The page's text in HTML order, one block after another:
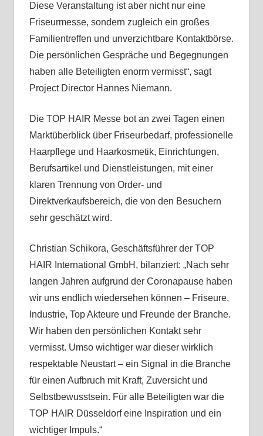
Diese Veranstaltung ist aber nicht nur eine
Friseurmesse, sondern zugleich ein großes
Familientreffen und unverzichtbare Kontaktbörse.
Die persönlichen Gespräche und Begegnungen
haben alle Beteiligten enorm vermisst“, sagt
Project Director Hannes Niemann.
Die TOP HAIR Messe bot an zwei Tagen einen
Marktüberblick über Friseurbedarf, professionelle
Haarpflege und Haarkosmetik, Einrichtungen,
Berufsartikel und Dienstleistungen, mit einer
klaren Trennung von Order- und
Direktverkaufsbereich, die von den Besuchern
sehr geschätzt wird.
Christian Schikora, Geschäftsführer der TOP
HAIR International GmbH, bilanziert: „Nach sehr
langen Jahren aufgrund der Coronapause haben
wir uns endlich wiedersehen können – Friseure,
Industrie, Top Akteure und Freunde der Branche.
Wir haben den persönlichen Kontakt sehr
vermisst. Umso wichtiger war dieser wirklich
respektable Neustart – ein Signal in die Branche
für einen Aufbruch mit Kraft, Zuversicht und
Selbstbewusstsein. Für alle Beteiligten war die
TOP HAIR Düsseldorf eine Inspiration und ein
wichtiger Impuls.“